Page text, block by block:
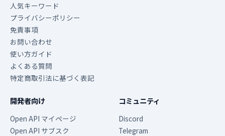
人気キーワード
プライバシーポリシー
免責事項
お問い合わせ
使い方ガイド
よくある質問
特定商取引法に基づく表記
開発者向け
Open API マイページ
Open API サブスク
コミュニティ
Discord
Telegram